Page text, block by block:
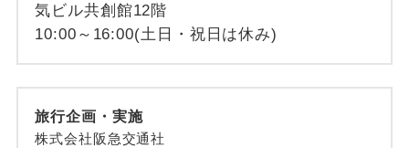
気ビル共創館12階
10:00～16:00(土日・祝日は休み)
旅行企画・実施
株式会社阪急交通社